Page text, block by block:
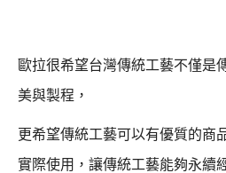
歐拉很希望台灣傳統工藝不僅是
美與製程，
更希望傳統工藝可以有優質的商
實際使用， 讓傳統工藝能夠永續